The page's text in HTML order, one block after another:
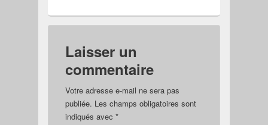
Laisser un
commentaire
Votre adresse e-mail ne sera pas
publiée. Les champs obligatoires sont
indiqués avec *